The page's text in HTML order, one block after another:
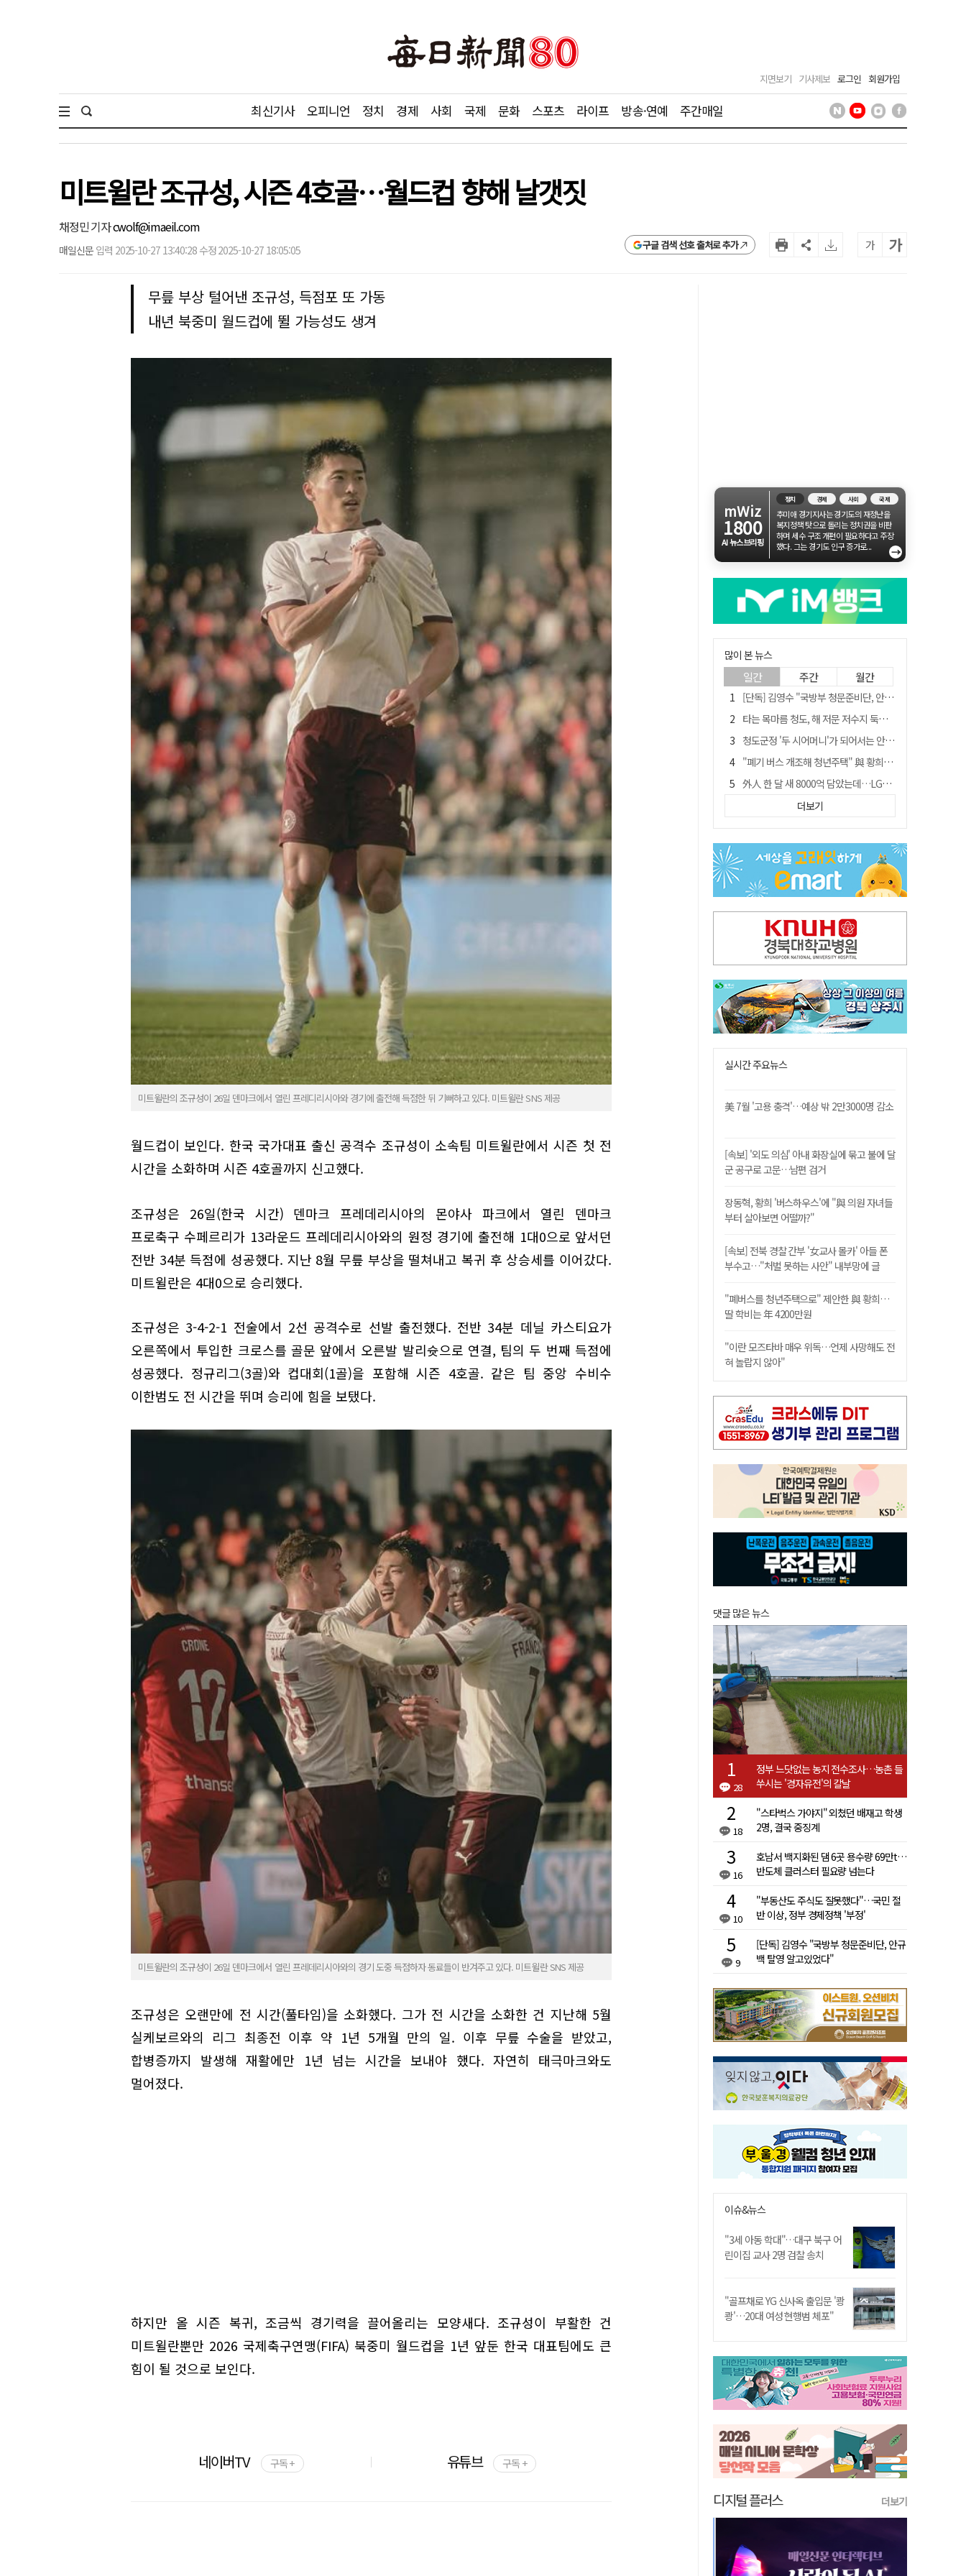
지면보기 기사제보 로그인 회원가입
최신기사 오피니언 정치 경제 사회 국제 문화 스포츠 라이프 방송·연예 주간매일
미트윌란 조규성, 시즌 4호골…월드컵 향해 날갯짓
채정민 기자cwolf@imaeil.com
매일신문 입력 2025-10-27 13:40:28 수정 2025-10-27 18:05:05 구글 검색 선호 출처로 추가 가 가
무릎 부상 털어낸 조규성, 득점포 또 가동
내년 북중미 월드컵에 뛸 가능성도 생겨
미트윌란의 조규성이 26일 덴마크에서 열린 프레디리시아와 경기에 출전해 득점한 뒤 기뻐하고 있다. 미트윌란 SNS 제공
월드컵이 보인다. 한국 국가대표 출신 공격수 조규성이 소속팀 미트윌란에서 시즌 첫 전
시간을 소화하며 시즌 4호골까지 신고했다.
조규성은 26일(한국 시간) 덴마크 프레데리시아의 몬야사 파크에서 열린 덴마크
프로축구 수페르리가 13라운드 프레데리시아와의 원정 경기에 출전해 1대0으로 앞서던
전반 34분 득점에 성공했다. 지난 8월 무릎 부상을 떨쳐내고 복귀 후 상승세를 이어갔다.
미트윌란은 4대0으로 승리했다.
조규성은 3-4-2-1 전술에서 2선 공격수로 선발 출전했다. 전반 34분 데닐 카스티요가
오른쪽에서 투입한 크로스를 골문 앞에서 오른발 발리슛으로 연결, 팀의 두 번째 득점에
성공했다. 정규리그(3골)와 컵대회(1골)을 포함해 시즌 4호골. 같은 팀 중앙 수비수
이한범도 전 시간을 뛰며 승리에 힘을 보탰다.
미트윌란의 조규성이 26일 덴마크에서 열린 프레데리시아와의 경기 도중 득점하자 동료들이 반겨주고 있다. 미트윌란 SNS 제공
조규성은 오랜만에 전 시간(풀타임)을 소화했다. 그가 전 시간을 소화한 건 지난해 5월
실케보르와의 리그 최종전 이후 약 1년 5개월 만의 일. 이후 무릎 수술을 받았고,
합병증까지 발생해 재활에만 1년 넘는 시간을 보내야 했다. 자연히 태극마크와도
멀어졌다.
하지만 올 시즌 복귀, 조금씩 경기력을 끌어올리는 모양새다. 조규성이 부활한 건
미트윌란뿐만 2026 국제축구연맹(FIFA) 북중미 월드컵을 1년 앞둔 한국 대표팀에도 큰
힘이 될 것으로 보인다.
네이버TV 구독 + 유튜브 구독 +
mWiz
1800
AI 뉴스브리핑
정치 경제 사회 국제
추미애 경기지사는 경기도의 재정난을
복지정책 탓으로 돌리는 정치권을 비판
하며 세수 구조 개편이 필요하다고 주장
했다. 그는 경기도 인구 증가로...
→
많이 본 뉴스
일간 주간 월간
[단독] 김영수 "국방부 청문준비단, 안규백 탈영 알고있었다"
타는 목마름 청도, 해 저문 저수지 둑에 군수가 서 있었다
청도군정 '두 시어머니'가 되어서는 안된다
"폐기 버스 개조해 청년주택" 與 황희…'딸 학비는 年 4200만원'
外人 한 달 새 8000억 담았는데…LG이노텍 목표주가는 왜 엇갈릴까
임시휴업 들어갔던 홈플러스 영주점, 7일 영업 재개…지하 1층만 운영
SK하이닉스, 주당 375원 분기 배당 공시…"3분기 중 주주환원 방안 확정"
이의준 전 경북도 새마을봉사과장, 제28대 울릉군 부군수 취임
"상법개정해도 주주가 '봉'"…하이닉스 솔리다임 상장설에 술렁[개미와글와글]
더보기
실시간 주요뉴스
美 7월 '고용 충격'…예상 밖 2만3000명 감소
[속보] '외도 의심' 아내 화장실에 묶고 불에 달
군 공구로 고문…남편 검거
장동혁, 황희 '버스하우스'에 "與 의원 자녀들
부터 살아보면 어떨까?"
[속보] 전북 경찰 간부 '女교사 몰카' 아들 폰
부수고…"처벌 못하는 사안" 내부망에 글
"폐버스를 청년주택으로" 제안한 與 황희…
딸 학비는 年 4200만원
"이란 모즈타바 매우 위독…언제 사망해도 전
혀 놀랍지 않아"
댓글 많은 뉴스
28
정부 느닷없는 농지 전수조사…농촌 들
쑤시는 '경자유전'의 칼날
18
"스타벅스 가야지" 외쳤던 배재고 학생
2명, 결국 중징계
16
호남서 백지화된 댐 6곳 용수량 69만t…
반도체 클러스터 필요량 넘는다
10
"부동산도 주식도 잘못했다"…국민 절
반 이상, 정부 경제정책 '부정'
9
[단독] 김영수 "국방부 청문준비단, 안규
백 탈영 알고있었다"
이슈&뉴스
"3세 아동 학대"…대구 북구 어
린이집 교사 2명 검찰 송치
"골프채로 YG 신사옥 출입문 '쾅
쾅'…20대 여성 현행범 체포"
디지털 플러스 더보기